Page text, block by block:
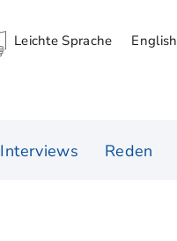
Leichte Sprache English
Interviews Reden